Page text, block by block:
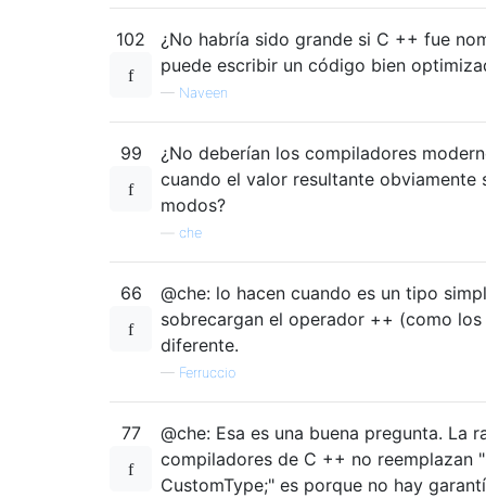
102
¿No habría sido grande si C ++ fue
puede escribir un código bien
— Naveen
99
¿No deberían los compiladores
cuando el valor resultante obviamente
modos?
che
66
@che: lo hacen cuando es un tipo
sobrecargan el operador ++ (como
diferente.
— Ferruccio
77
@che: Esa es una buena pregunta. La
compiladores de C ++ no reemplazan
CustomType;" es porque no hay